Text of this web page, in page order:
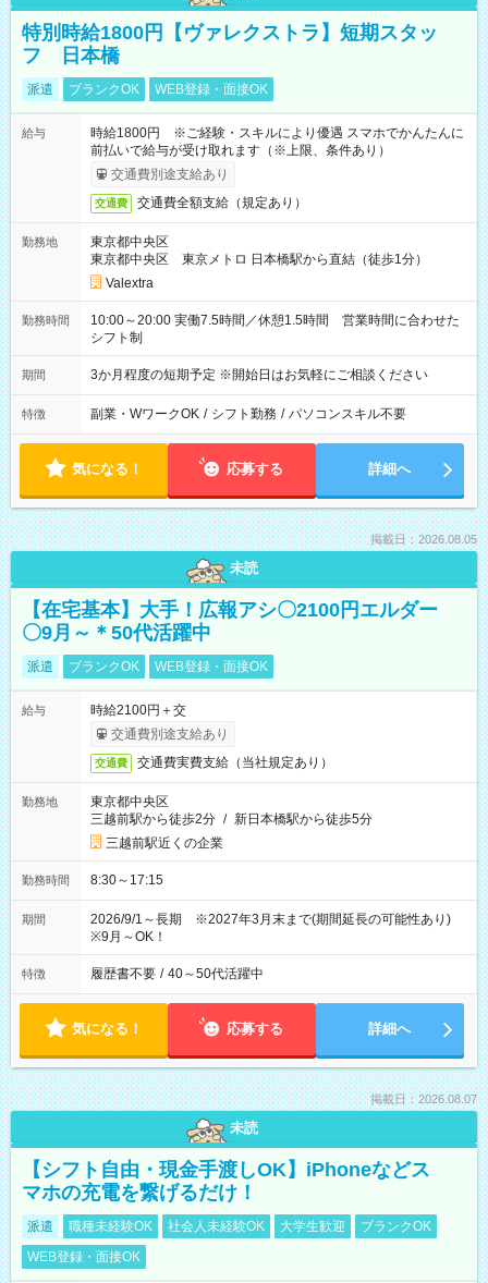
特別時給1800円【ヴァレクストラ】短期スタッ
フ 日本橋
派遣 ブランクOK WEB登録・面接OK
給与
時給1800円 ※ご経験・スキルにより優遇 スマホでかんたんに
前払いで給与が受け取れます（※上限、条件あり）
交通費別途支給あり
交通費 交通費全額支給（規定あり）
勤務地
東京都中央区
東京都中央区 東京メトロ 日本橋駅から直結（徒歩1分）
Valextra
勤務時間
10:00～20:00 実働7.5時間／休憩1.5時間 営業時間に合わせた
シフト制
期間 3か月程度の短期予定 ※開始日はお気軽にご相談ください
特徴 副業・WワークOK / シフト勤務 / パソコンスキル不要
気になる！ 応募する 詳細へ
掲載日：2026.08.05
未読
【在宅基本】大手！広報アシ〇2100円エルダー
〇9月～＊50代活躍中
派遣 ブランクOK WEB登録・面接OK
給与
時給2100円＋交
交通費別途支給あり
交通費 交通費実費支給（当社規定あり）
勤務地
東京都中央区
三越前駅から徒歩2分 / 新日本橋駅から徒歩5分
三越前駅近くの企業
勤務時間 8:30～17:15
期間
2026/9/1～長期 ※2027年3月末まで(期間延長の可能性あり)
※9月～OK！
特徴 履歴書不要 / 40～50代活躍中
気になる！ 応募する 詳細へ
掲載日：2026.08.07
未読
【シフト自由・現金手渡しOK】iPhoneなどス
マホの充電を繋げるだけ！
派遣 職種未経験OK 社会人未経験OK 大学生歓迎
ブランクOK
WEB登録・面接OK